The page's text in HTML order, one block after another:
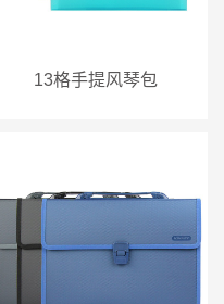
13格手提风琴包